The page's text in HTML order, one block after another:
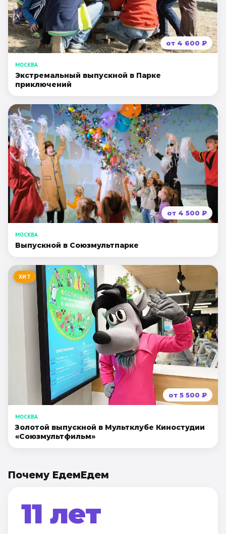
от 4 600 ₽
МОСКВА
Экстремальный выпускной в Парке
приключений
от 4 500 ₽
МОСКВА
Выпускной в Союзмультпарке
ХИТ
от 5 500 ₽
МОСКВА
Золотой выпускной в Мультклубе Киностудии
«Союзмультфильм»
Почему ЕдемЕдем
11 лет